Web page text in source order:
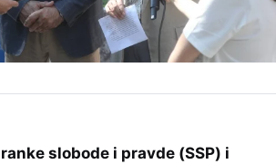
slobode i pravde (SSP) i